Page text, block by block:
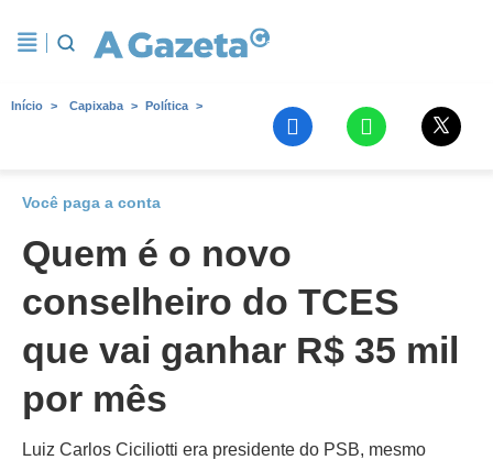
Início Capixaba Política
Você paga a conta
Quem é o novo
conselheiro do TCES
que vai ganhar R$ 35 mil
por mês
Luiz Carlos Ciciliotti era presidente do PSB, mesmo